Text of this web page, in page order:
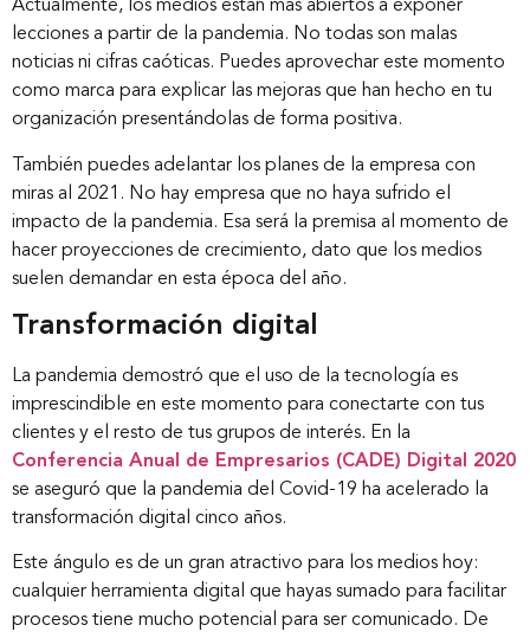
Actualmente, los medios están más abiertos a exponer
lecciones a partir de la pandemia. No todas son malas
noticias ni cifras caóticas. Puedes aprovechar este momento
como marca para explicar las mejoras que han hecho en tu
organización presentándolas de forma positiva.
También puedes adelantar los planes de la empresa con
miras al 2021. No hay empresa que no haya sufrido el
impacto de la pandemia. Esa será la premisa al momento de
hacer proyecciones de crecimiento, dato que los medios
suelen demandar en esta época del año.
Transformación digital
La pandemia demostró que el uso de la tecnología es
imprescindible en este momento para conectarte con tus
clientes y el resto de tus grupos de interés. En la
Conferencia Anual de Empresarios (CADE) Digital 2020
se aseguró que la pandemia del Covid-19 ha acelerado la
transformación digital cinco años.
Este ángulo es de un gran atractivo para los medios hoy:
cualquier herramienta digital que hayas sumado para facilitar
procesos tiene mucho potencial para ser comunicado. De